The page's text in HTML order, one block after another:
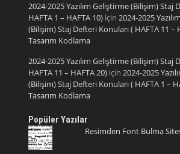
2024-2025 Yazılım Geliştirme (Bilişim) Staj
HAFTA 1 – HAFTA 10)için 2024-2025
(Bilişim) Staj Defteri Konuları ( HAFTA 11 –
Tasarım Kodlama
2024-2025 Yazılım Geliştirme (Bilişim) Staj
HAFTA 11 – HAFTA 20)için 2024-2025
(Bilişim) Staj Defteri Konuları ( HAFTA 1 –
Tasarım Kodlama
Popüler Yazılar
Resimden Font Bulma